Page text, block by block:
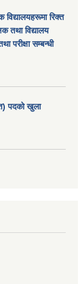
विद्यालयहरूमा रिक्त
तथा विद्यालय
परीक्षा सम्बन्धी
पदको खुला